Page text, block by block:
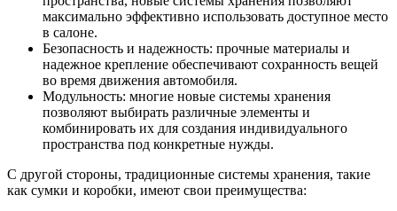
максимально эффективно использовать доступное место
в салоне.
Безопасность и надежность: прочные материалы и
надежное крепление обеспечивают сохранность вещей
во время движения автомобиля.
Модульность: многие новые системы хранения
позволяют выбирать различные элементы и
комбинировать их для создания индивидуального
пространства под конкретные нужды.
С другой стороны, традиционные системы хранения, такие
как сумки и коробки, имеют свои преимущества: